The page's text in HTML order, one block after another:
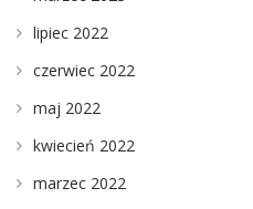
lipiec 2022
czerwiec 2022
maj 2022
kwiecień 2022
marzec 2022